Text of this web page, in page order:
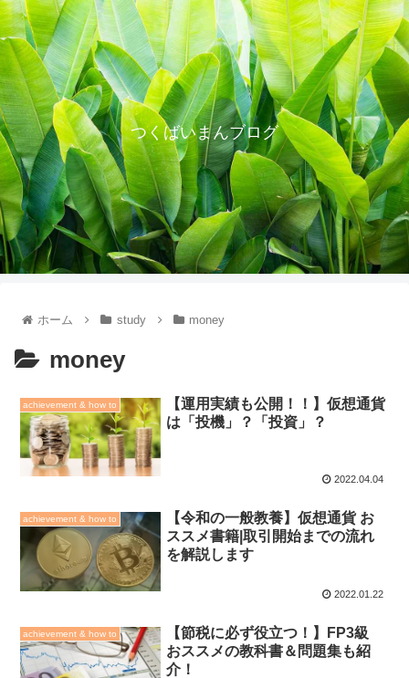
つくばいまんブログ
ホーム study money
money
achievement & how to
【運用実績も公開！！】仮想通貨
は「投機」？「投資」？
2022.04.04
achievement & how to
【令和の一般教養】仮想通貨 お
ススメ書籍|取引開始までの流れ
を解説します
2022.01.22
achievement & how to
【節税に必ず役立つ！】FP3級
おススメの教科書＆問題集も紹
介！